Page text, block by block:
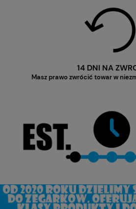
14 DNI NA
Masz prawo zwrócić towar w